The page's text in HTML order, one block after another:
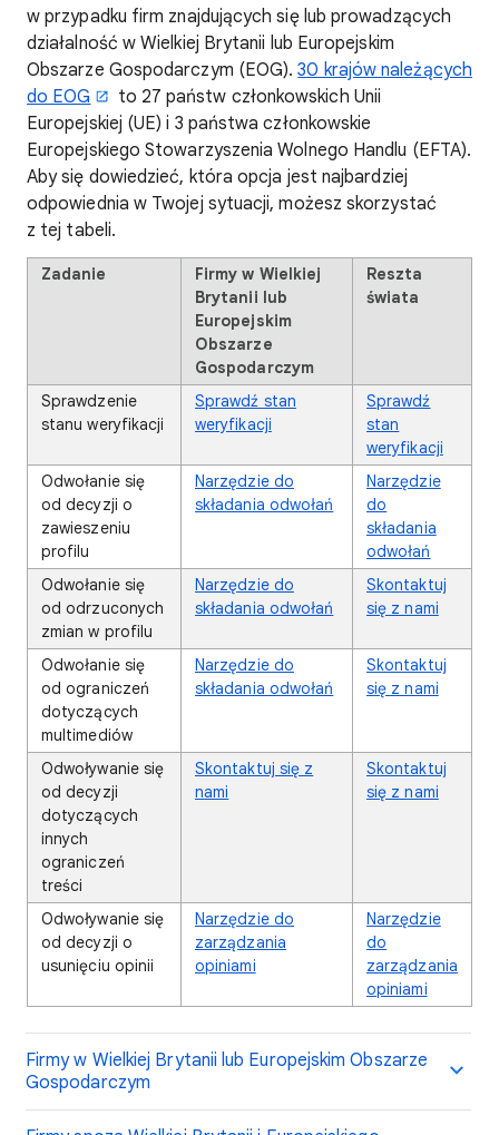
w przypadku firm znajdujących się lub prowadzących
działalność w Wielkiej Brytanii lub Europejskim
Obszarze Gospodarczym (EOG).30 krajów należących
do EOG
to 27 państw członkowskich Unii
Europejskiej (UE) i 3 państwa członkowskie
Europejskiego Stowarzyszenia Wolnego Handlu (EFTA).
Aby się dowiedzieć, która opcja jest najbardziej
odpowiednia w Twojej sytuacji, możesz skorzystać
z tej tabeli.
Zadanie
Firmy w Wielkiej
Brytanii lub
Europejskim
Obszarze
Gospodarczym
Reszta
świata
Sprawdzenie
stanu weryfikacji
Sprawdź stan
weryfikacji
Sprawdź
stan
weryfikacji
Odwołanie się
od decyzji o
zawieszeniu
profilu
Narzędzie do
składania odwołań
Narzędzie
do
składania
odwołań
Odwołanie się
od odrzuconych
zmian w profilu
Narzędzie do
składania odwołań
Skontaktuj
się z nami
Odwołanie się
od ograniczeń
dotyczących
multimediów
Narzędzie do
składania odwołań
Skontaktuj
się z nami
Odwoływanie się
od decyzji
dotyczących
innych
ograniczeń
treści
Skontaktuj się z
nami
Skontaktuj
się z nami
Odwoływanie się
od decyzji o
usunięciu opinii
Narzędzie do
zarządzania
opiniami
Narzędzie
do
zarządzania
opiniami
Firmy w Wielkiej Brytanii lub Europejskim Obszarze
Gospodarczym